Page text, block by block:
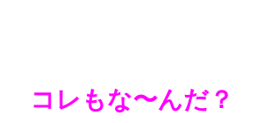
コレもな〜んだ？